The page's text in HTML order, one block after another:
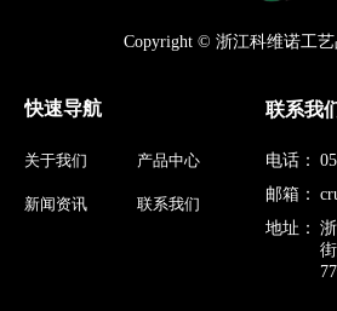
Copyright © 浙江科维诺工艺
快速导航
关于我们
新闻资讯
产品中心
联系我们
联系我
电话：
邮箱：
地址：